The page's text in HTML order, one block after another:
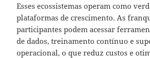
Esses ecossistemas operam como
plataformas de crescimento. As
participantes podem acessar
de dados, treinamento contínuo e
operacional, o que reduz custos e